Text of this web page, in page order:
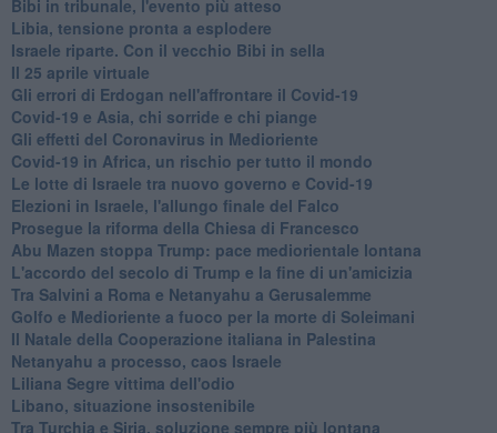
Bibi in tribunale, l'evento più atteso
Libia, tensione pronta a esplodere
Israele riparte. Con il vecchio Bibi in sella
Il 25 aprile virtuale
Gli errori di Erdogan nell'affrontare il Covid-19
Covid-19 e Asia, chi sorride e chi piange
Gli effetti del Coronavirus in Medioriente
Covid-19 in Africa, un rischio per tutto il mondo
Le lotte di Israele tra nuovo governo e Covid-19
Elezioni in Israele, l'allungo finale del Falco
Prosegue la riforma della Chiesa di Francesco
Abu Mazen stoppa Trump: pace mediorientale lontana
L'accordo del secolo di Trump e la fine di un'amicizia
Tra Salvini a Roma e Netanyahu a Gerusalemme
Golfo e Medioriente a fuoco per la morte di Soleimani
Il Natale della Cooperazione italiana in Palestina
Netanyahu a processo, caos Israele
Liliana Segre vittima dell'odio
Libano, situazione insostenibile
Tra Turchia e Siria, soluzione sempre più lontana